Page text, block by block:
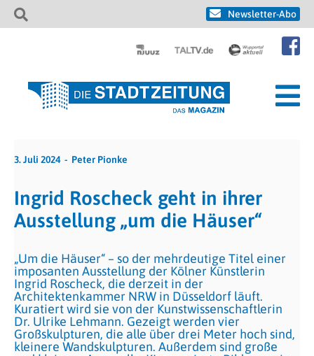
Newsletter-Abo
3. Juli 2024 Peter Pionke
Ingrid Roscheck geht in ihrer
Ausstellung „um die Häuser“
„Um die Häuser“ – so der mehrdeutige Titel einer
imposanten Ausstellung der Kölner Künstlerin
Ingrid Roscheck, die derzeit in der
Architektenkammer NRW in Düsseldorf läuft.
Kuratiert wird sie von der Kunstwissenschaftlerin
Dr. Ulrike Lehmann. Gezeigt werden vier
Großskulpturen, die alle über drei Meter hoch sind,
kleinere Wandskulpturen. Außerdem sind große